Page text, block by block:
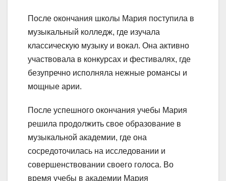
После окончания школы Мария поступила в
музыкальный колледж, где изучала
классическую музыку и вокал. Она активно
участвовала в конкурсах и фестивалях, где
безупречно исполняла нежные романсы и
мощные арии.
После успешного окончания учебы Мария
решила продолжить свое образование в
музыкальной академии, где она
сосредоточилась на исследовании и
совершенствовании своего голоса. Во
время учебы в академии Мария